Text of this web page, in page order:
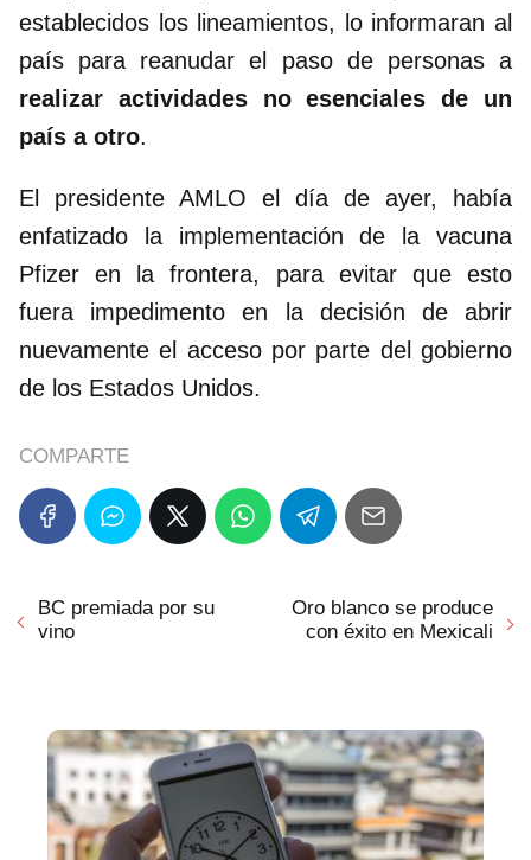
establecidos los lineamientos, lo informaran al
país para reanudar el paso de personas a
realizar actividades no esenciales de un
país a otro.
El presidente AMLO el día de ayer, había
enfatizado la implementación de la vacuna
Pfizer en la frontera, para evitar que esto
fuera impedimento en la decisión de abrir
nuevamente el acceso por parte del gobierno
de los Estados Unidos.
COMPARTE
BC premiada por su
vino
Oro blanco se produce
con éxito en Mexicali